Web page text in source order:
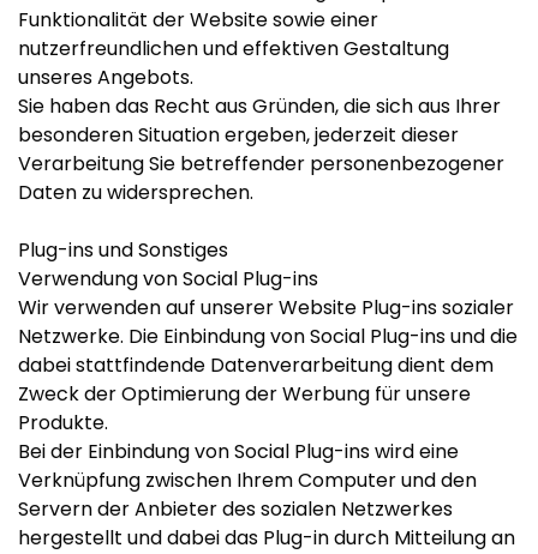
Funktionalität der Website sowie einer
nutzerfreundlichen und effektiven Gestaltung
unseres Angebots.
Sie haben das Recht aus Gründen, die sich aus Ihrer
besonderen Situation ergeben, jederzeit dieser
Verarbeitung Sie betreffender personenbezogener
Daten zu widersprechen.
Plug-ins und Sonstiges
Verwendung von Social Plug-ins
Wir verwenden auf unserer Website Plug-ins sozialer
Netzwerke. Die Einbindung von Social Plug-ins und die
dabei stattfindende Datenverarbeitung dient dem
Zweck der Optimierung der Werbung für unsere
Produkte.
Bei der Einbindung von Social Plug-ins wird eine
Verknüpfung zwischen Ihrem Computer und den
Servern der Anbieter des sozialen Netzwerkes
hergestellt und dabei das Plug-in durch Mitteilung an